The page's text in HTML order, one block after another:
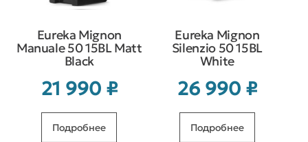
Eureka Mignon
Manuale 50 15BL Matt
Black
21 990 ₽
Подробнее
Eureka Mignon
Silenzio 50 15BL
White
26 990 ₽
Подробнее